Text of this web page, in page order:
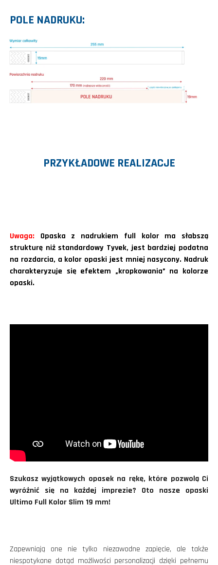
POLE NADRUKU:
PRZYKŁADOWE REALIZACJE
Uwaga: Opaska z nadrukiem full kolor ma słabszą
strukturę niż standardowy Tyvek, jest bardziej podatna
na rozdarcia, a kolor opaski jest mniej nasycony. Nadruk
charakteryzuje się efektem „kropkowania” na kolorze
opaski.
Szukasz wyjątkowych opasek na rękę, które pozwolą Ci
wyróżnić się na każdej imprezie? Oto nasze opaski
Ultimo Full Kolor Slim 19 mm!
Zapewniają one nie tylko niezawodne zapięcie, ale także
niespotykane dotąd możliwości personalizacji dzięki pełnemu